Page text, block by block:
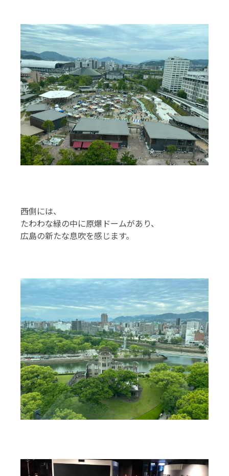
西側には、
たわわな緑の中に原爆ドームがあり、
広島の新たな息吹を感じます。